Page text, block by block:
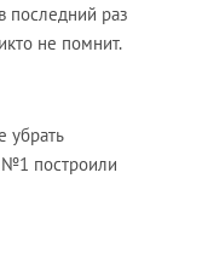
последний раз
не помнит.
убрать
№1 построили